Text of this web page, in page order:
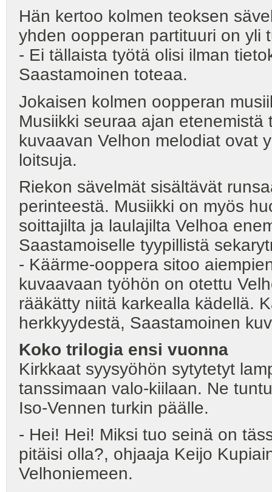
Hän kertoo kolmen teoksen
yhden oopperan partituuri on yli
- Ei tällaista työtä olisi ilman
Saastamoinen toteaa.
Jokaisen kolmen oopperan
Musiikki seuraa ajan
kuvaavan Velhon melodiat ovat
loitsuja.
Riekon sävelmät sisältävät
perinteestä. Musiikki on myös
soittajilta ja laulajilta Velhoa
Saastamoiselle tyypillistä
- Käärme-ooppera sitoo
kuvaavaan työhön on otettu
rääkätty niitä karkealla kädellä.
herkkyydestä, Saastamoinen
Koko trilogia ensi vuonna
Kirkkaat syysyöhön sytytetyt
tanssimaan valo-kiilaan. Ne
Iso-Vennen turkin päälle.
- Hei! Hei! Miksi tuo seinä on
pitäisi olla?, ohjaaja Keijo
Velhoniemeen.